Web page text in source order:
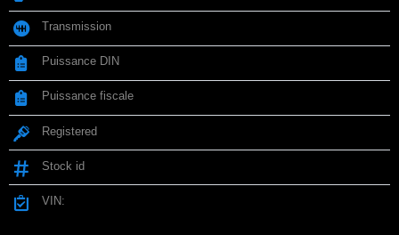
Transmission
Puissance DIN
Puissance fiscale
Registered
Stock id
VIN: